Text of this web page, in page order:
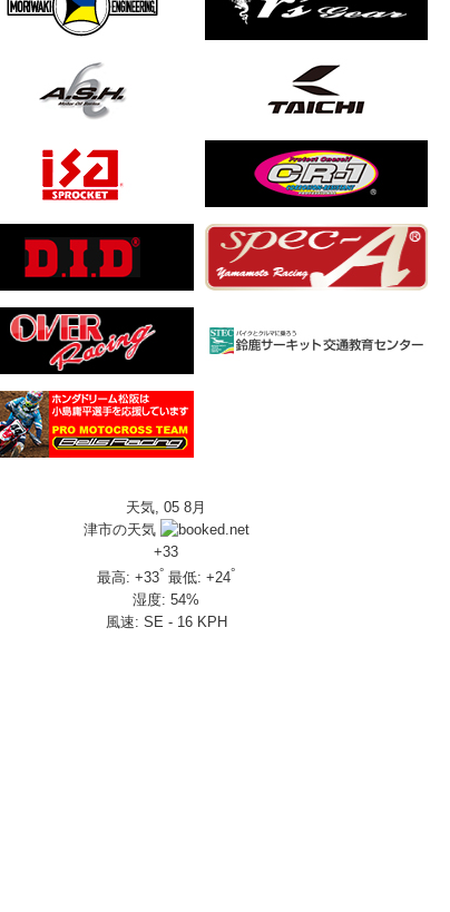
ーリング】
検証してみた｜Honda ゴールドウイング
受注期間限定で発売
E-Clutch
したスペシャル！！メチャクチャ楽しかったです❤
楽しみ方|Honda supercub
天気, 05 8月
津市の天気
+33
最高: +33° 最低: +24°
湿度: 54%
風速: SE - 16 KPH